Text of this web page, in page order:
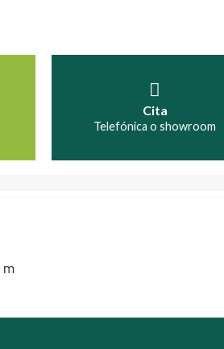
Cita
Telefónica o showroom
m